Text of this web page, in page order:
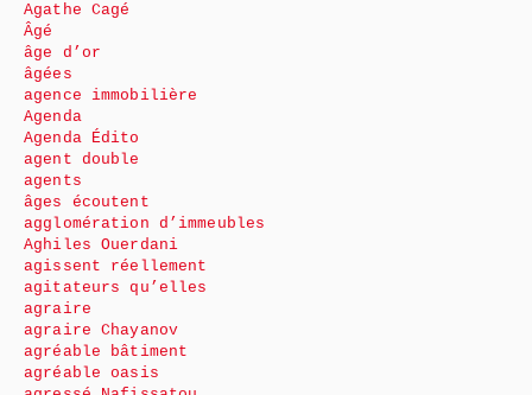
Agathe Cagé
Âgé
âge d’or
âgées
agence immobilière
Agenda
Agenda Édito
agent double
agents
âges écoutent
agglomération d’immeubles
Aghiles Ouerdani
agissent réellement
agitateurs qu’elles
agraire
agraire Chayanov
agréable bâtiment
agréable oasis